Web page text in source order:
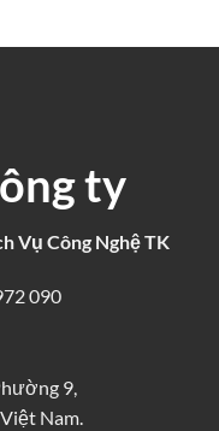
ty
Vụ Công Nghệ TK
090
9,
Nam.